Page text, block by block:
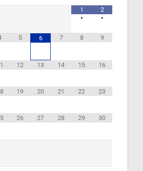
1
•
2
•
5 6 7 8 9
12 13 14 15 16
19 20 21 22 23
26 27 28 29 30